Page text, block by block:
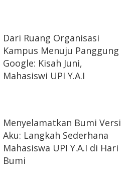
Dari Ruang Organisasi
Kampus Menuju Panggung
Google: Kisah Juni,
Mahasiswi UPI Y.A.I
Menyelamatkan Bumi Versi
Aku: Langkah Sederhana
Mahasiswa UPI Y.A.I di Hari
Bumi